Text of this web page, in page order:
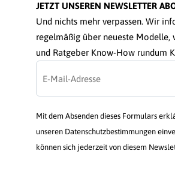
JETZT UNSEREN NEWSLETTER
Und nichts mehr verpassen. Wir
regelmäßig über neueste Modelle,
und Ratgeber Know-How rundum
Mit dem Absenden dieses Formulars
unseren Datenschutzbestimmungen
können sich jederzeit von diesem